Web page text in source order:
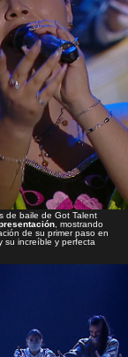
de baile de Got Talent
, mostrando
de su primer paso en
su increíble y perfecta